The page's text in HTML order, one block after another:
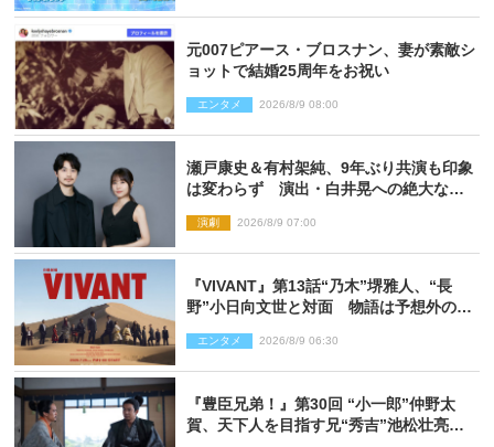
元007ピアース・ブロスナン、妻が素敵シ
ョットで結婚25周年をお祝い
エンタメ 2026/8/9 08:00
瀬戸康史＆有村架純、9年ぶり共演も印象
は変わらず 演出・白井晃への絶大なる
演劇 2026/8/9 07:00
『VIVANT』第13話“乃木”堺雅人、“長
野”小日向文世と対面 物語は予想外の展
エンタメ 2026/8/9 06:30
『豊臣兄弟！』第30回 “小一郎”仲野太
賀、天下人を目指す兄“秀吉”池松壮亮